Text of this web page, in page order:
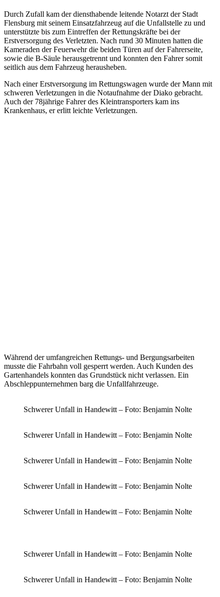
Durch Zufall kam der diensthabende leitende Notarzt der Stadt
Flensburg mit seinem Einsatzfahrzeug auf die Unfallstelle zu und
unterstützte bis zum Eintreffen der Rettungskräfte bei der
Erstversorgung des Verletzten. Nach rund 30 Minuten hatten die
Kameraden der Feuerwehr die beiden Türen auf der Fahrerseite,
sowie die B-Säule herausgetrennt und konnten den Fahrer somit
seitlich aus dem Fahrzeug herausheben.
Nach einer Erstversorgung im Rettungswagen wurde der Mann mit
schweren Verletzungen in die Notaufnahme der Diako gebracht.
Auch der 78jährige Fahrer des Kleintransporters kam ins
Krankenhaus, er erlitt leichte Verletzungen.
Während der umfangreichen Rettungs- und Bergungsarbeiten
musste die Fahrbahn voll gesperrt werden. Auch Kunden des
Gartenhandels konnten das Grundstück nicht verlassen. Ein
Abschleppunternehmen barg die Unfallfahrzeuge.
Schwerer Unfall in Handewitt – Foto: Benjamin Nolte
Schwerer Unfall in Handewitt – Foto: Benjamin Nolte
Schwerer Unfall in Handewitt – Foto: Benjamin Nolte
Schwerer Unfall in Handewitt – Foto: Benjamin Nolte
Schwerer Unfall in Handewitt – Foto: Benjamin Nolte
Schwerer Unfall in Handewitt – Foto: Benjamin Nolte
Schwerer Unfall in Handewitt – Foto: Benjamin Nolte